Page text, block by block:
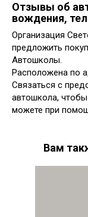
Отзывы об
вождения,
Организация
предложить
Автошколы.
Расположена по
Связаться с
автошкола,
можете при
Вам